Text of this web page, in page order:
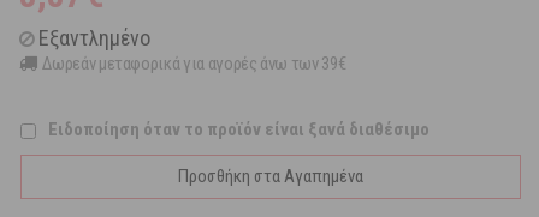
Εξαντλημένο
Δωρεάν μεταφορικά για αγορές άνω των 39€
Ειδοποίηση όταν το προϊόν είναι ξανά διαθέσιμο
Προσθήκη στα Αγαπημένα